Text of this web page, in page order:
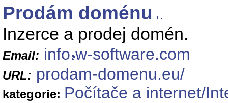
Prodám doménu
Inzerce a prodej domén.
Email: info w-software.com
URL: prodam-domenu.eu/
kategorie: Počítače a internet/